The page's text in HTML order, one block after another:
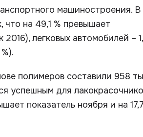
машиностроения. В
что на 49,1 % превышает
легковых автомобилей –
полимеров составили 958
успешным для
показатель ноября и на